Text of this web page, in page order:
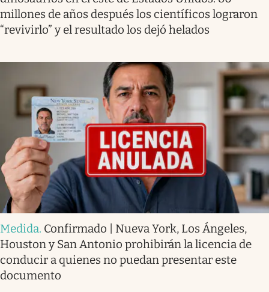
millones de años después los científicos lograron
“revivirlo” y el resultado los dejó helados
Medida. Confirmado | Nueva York, Los Ángeles,
Houston y San Antonio prohibirán la licencia de
conducir a quienes no puedan presentar este
documento